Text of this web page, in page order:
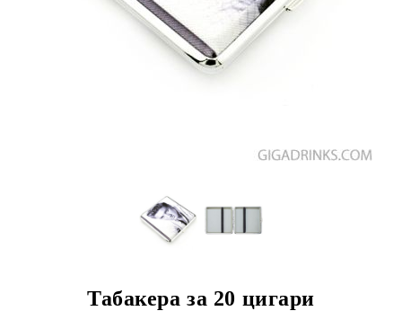
Табакера за 20 цигари